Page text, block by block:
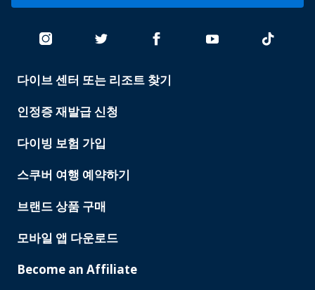
PADI
다이브 센터 또는 리조트 찾기
인정증 재발급 신청
다이빙 보험 가입
스쿠버 여행 예약하기
브랜드 상품 구매
모바일 앱 다운로드
Become an Affiliate